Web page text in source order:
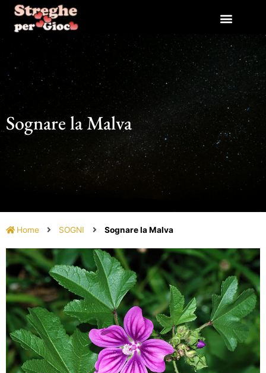
contenuto
Sognare la Malva
Home SOGNI Sognare la Malva